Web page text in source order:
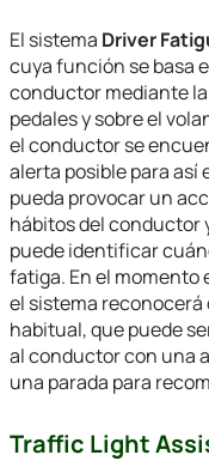
El sistema Driver
cuya función se basa
conductor mediante
pedales y sobre el
el conductor se
alerta posible para
pueda provocar un
hábitos del conductor
puede identificar
fatiga. En el momento
el sistema
habitual, que puede
al conductor con una
una parada para
Traffic Light